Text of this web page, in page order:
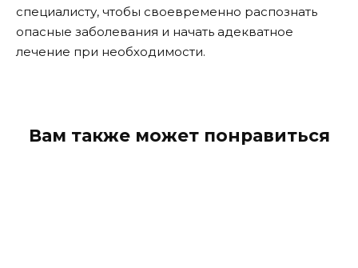
специалисту, чтобы своевременно распознать
опасные заболевания и начать адекватное
лечение при необходимости.
Вам также может понравиться